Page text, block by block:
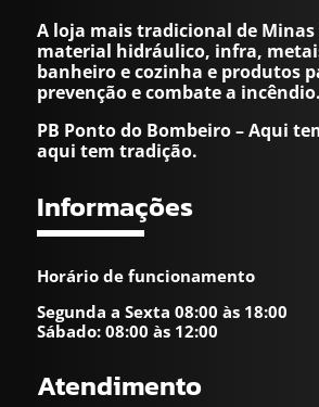
A loja mais tradicional de Minas
material hidráulico, infra,
banheiro e cozinha e produtos
prevenção e combate a incêndio.
PB Ponto do Bombeiro – Aqui
aqui tem tradição.
Informações
Horário de funcionamento
Segunda a Sexta 08:00 às 18:00
Sábado: 08:00 às 12:00
Atendimento